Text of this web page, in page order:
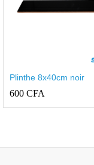
Plinthe 8x40cm noir
600 CFA